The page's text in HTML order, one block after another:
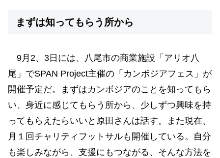
まずは知ってもらう所から
9月2、3日には、八尾市の商業施設「アリオ八
尾」でSPAN Project主催の「カンボジアフェス」が
開催予定だ。まずはカンボジアのことを知ってもら
い、身近に感じてもらう所から、少しずつ興味を持
ってもらえたらいいと原田さんは話す。また現在、
月１回チャリティフットサルも開催している。自分
も楽しみながら、支援にもつながる、そんな方法を